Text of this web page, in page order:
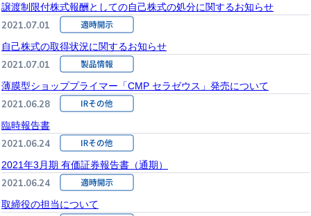
譲渡制限付株式報酬としての自己株式の処分に関するお知らせ
2021.07.01
自己株式の取得状況に関するお知らせ
2021.07.01
薄膜型ショッププライマー「CMP セラゼウス」発売について
2021.06.28
臨時報告書
2021.06.24
2021年3月期 有価証券報告書（通期）
2021.06.24
取締役の担当について